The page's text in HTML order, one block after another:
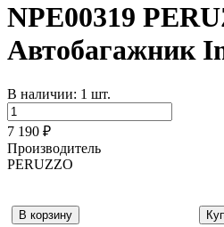
NPE00319
Автобагажник
В наличии: 1 шт.
7 190 ₽
Производитель
PERUZZO